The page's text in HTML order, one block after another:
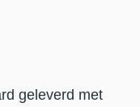
geleverd met